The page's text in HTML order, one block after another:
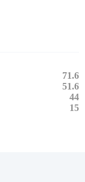
71.6
51.6
44
15